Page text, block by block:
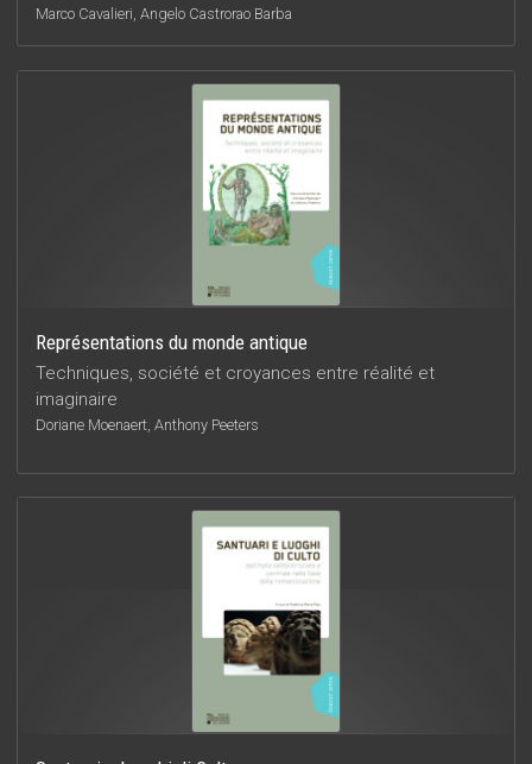
Marco Cavalieri, Angelo Castrorao Barba
Représentations du monde antique
Techniques, société et croyances entre réalité et
imaginaire
Doriane Moenaert, Anthony Peeters